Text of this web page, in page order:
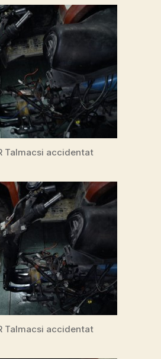
Talmacsi accidentat
Talmacsi accidentat